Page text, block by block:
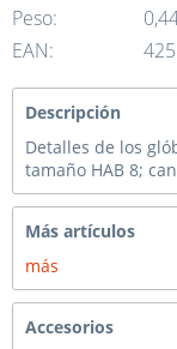
Peso:
EAN:
Descripción
Detalles de los
tamaño HAB 8;
Más artículos
más
Accesorios